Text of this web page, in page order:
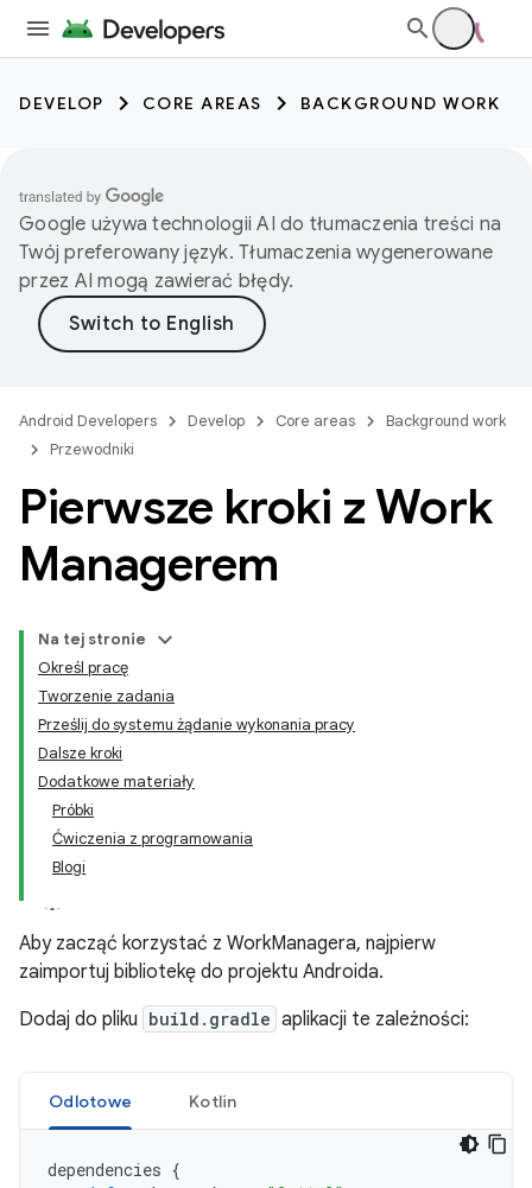
DEVELOP CORE AREAS BACKGROUND WORK
Google używa technologii AI do tłumaczenia treści na
Twój preferowany język. Tłumaczenia wygenerowane
przez AI mogą zawierać błędy.
Android Developers Develop Core areas
Background work
Przewodniki
Pierwsze kroki z Work
Managerem
Na tej stronie
Określ pracę
Tworzenie zadania
Prześlij do systemu żądanie wykonania pracy
Dalsze kroki
Dodatkowe materiały
Próbki
Ćwiczenia z programowania
Blogi
Aby zacząć korzystać z WorkManagera, najpierw
zaimportuj bibliotekę do projektu Androida.
Dodaj do pliku build.gradle aplikacji te zależności:
Odlotowe Kotlin
dependencies {